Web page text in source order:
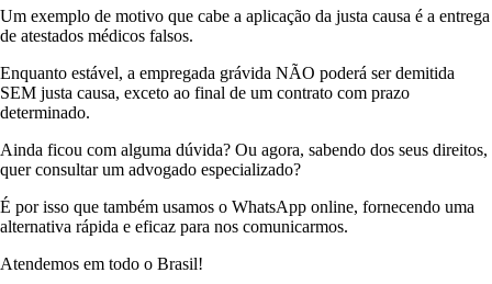
Um exemplo de motivo que cabe a aplicação da justa causa é a entrega
de atestados médicos falsos.
Enquanto estável, a empregada grávida NÃO poderá ser demitida
SEM justa causa, exceto ao final de um contrato com prazo
determinado.
Ainda ficou com alguma dúvida? Ou agora, sabendo dos seus direitos,
quer consultar um advogado especializado?
É por isso que também usamos o WhatsApp online, fornecendo uma
alternativa rápida e eficaz para nos comunicarmos.
Atendemos em todo o Brasil!